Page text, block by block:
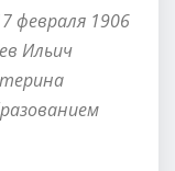
февраля 1906
Ильич